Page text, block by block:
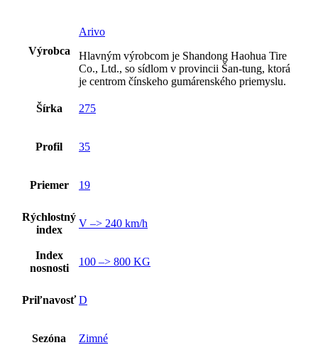
Výrobca
Arivo
Hlavným výrobcom je Shandong Haohua Tire
Co., Ltd., so sídlom v provincii Šan-tung, ktorá
je centrom čínskeho gumárenského priemyslu.
Šírka 275
Profil 35
Priemer 19
Rýchlostný
index
V –> 240 km/h
Index
nosnosti
100 –> 800 KG
Priľnavosť D
Sezóna Zimné